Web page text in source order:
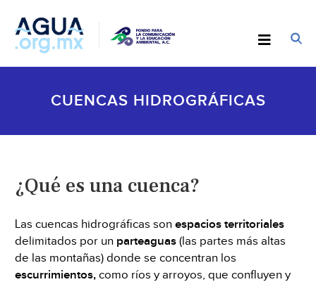
CUENCAS HIDROGRÁFICAS
¿Qué es una cuenca?
Las cuencas hidrográficas sonespacios territoriales
delimitados por un parteaguas (las partes más altas
de las montañas) donde se concentran los
escurrimientos, como ríos y arroyos, que confluyen y